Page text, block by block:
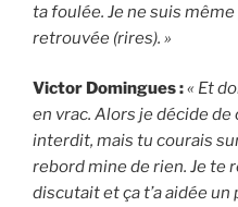
ta foulée. Je ne suis même
retrouvée (rires). »
Victor Domingues :« Et
en vrac. Alors je décide de
interdit, mais tu courais
rebord mine de rien. Je te
discutait et ça t’a aidée un